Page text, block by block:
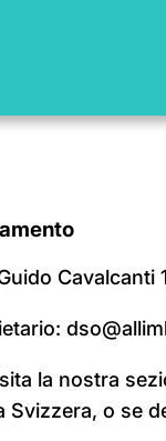
Cavalcanti
la nostra
Svizzera, o se